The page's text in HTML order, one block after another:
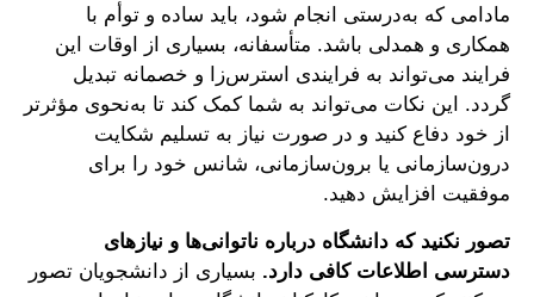
مادامی که به‌درستی انجام شود، باید ساده و توأم با
همکاری و همدلی باشد. متأسفانه، بسیاری از اوقات این
فرایند می‌تواند به فرایندی استرس‌زا و خصمانه تبدیل
گردد. این نکات می‌تواند به شما کمک کند تا به‌نحوی مؤثرتر
از خود دفاع کنید و در صورت نیاز به تسلیم شکایت
درون‌سازمانی یا برون‌سازمانی، شانس خود را برای
موفقیت افزایش دهید.
تصور نکنید که دانشگاه درباره ناتوانی‌ها و نیازهای
دسترسی‌ اطلاعات کافی دارد. بسیاری از دانشجویان تصور